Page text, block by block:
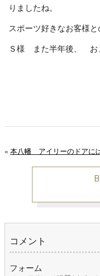
りましたね。
スポーツ好きなお客様
Ｓ様 また半年後、 お
« 本八幡 アイリーのドアに
コメント
フォーム